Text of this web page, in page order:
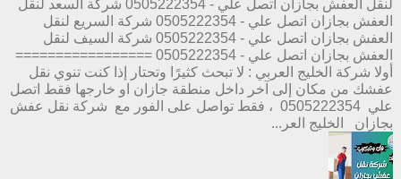
لنقل العفش بجازان اتصل علي - 0505222354 شركة السعد لنقل
العفش بجازان اتصل علي - 0505222354 شركة السريع لنقل
العفش بجازان اتصل علي - 0505222354 شركة السيف لنقل
العفش بجازان اتصل علي - 0505222354 =================
أولا شركة الخليج العربي : لا تبحث كثيرًا وتحتار إذا كنت تنوي نقل
عفشك من مكان إلى آخر داخل منطقة جازان او خارجها فقط اتصل
علي 0505222354 ، فقط تواصل على الفور مع شركة نقل عفش
بجازان الخليج العر...